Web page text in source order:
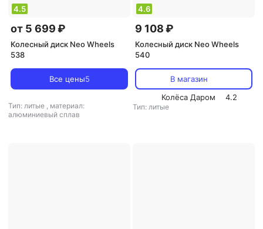
4.5
от 5 699 ₽
Колесный диск Neo Wheels
538
Все цены5
Тип: литые , материал:
алюминиевый сплав
4.6
9 108 ₽
Колесный диск Neo Wheels
540
В магазин
Колёса Даром
4.2
Тип: литые